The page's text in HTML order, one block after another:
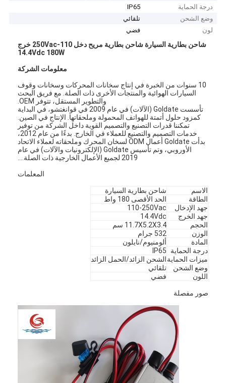
درجة الحماية
IP65
وضع الشحن
تلقائي
لون
فضي
شاحن بطارية السيارة شاحن بطارية مريح دخل 110-250Vac خرج
14.4Vdc 180W
معلومات الشركة
10 سنوات من الخبرة في إنتاج سخانات المحركات وسخانات وقوف
السيارات الهوائية والمنتجات الأخرى ذات الصلة. مع فريق البحث
والتطوير المستقل، تتوفر OEM.
تأسست Goldate (الآلات) في عام 2009 في قوانغتشو، في البداية
كمزود حلول أتمتة للهواتف المحمولة وملحقاتها. الإنتاج في الصين.
تمكننا قدرات التصنيع والتصميم القوية داخل الشركة من توفير
خدمات التصميم والتصنيع للعملاء في الخارج. بدءًا من عام 2012،
بدأت Goldate أعمال ODM لسخان المحرك وملحقاته لعملاء الاتحاد
الأوروبي، وتم تأسيس Goldate (الإلكترونيات والآلات) في عام
2019 لجميع الأعمال الخارجية ذات الصلة....
المعلمات
الاسم
شاحن بطارية السيارة
الطاقة
الحد الأقصى 180 واط
جهد الإدخال
110-250Vac
جهد الخرج
14.4Vdc
الحجم
11.7X5.2X3.4 سم
الوزن
532 جرام
المادة
ألومنيوم/نايلون
درجة الحماية
IP65
ميزات الحمايةالشحن الزائد/الحمل الزائد
وضع الشحن
تلقائي
اللون
فضي
صور مفصلة